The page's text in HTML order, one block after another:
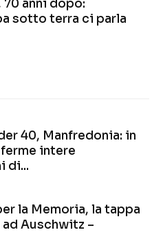
70 anni dopo:
sotto terra ci parla
40, Manfredonia: in
intere
di...
la Memoria, la tappa
Auschwitz –